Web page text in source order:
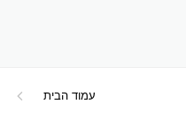
עמוד הבית